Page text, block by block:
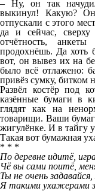
– Ну, он так
выкинул! Какую?
отпускали с этого
да и сейчас, сверху
отчётность,
продохнёшь. Да хоть
вот, он вывез их на
было всё отлажено:
привёз сумку, битком
Развёл костёр под
казённые бумаги в
глядят как на
товарищи. Ваши
жигулёнке. И в тайгу
Такая вот бумажная
* * *
По деревне идитё,
Чё вы сами поитё,
Ты не очень
Я такими ухажерами